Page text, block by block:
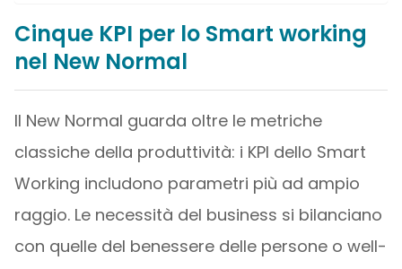
Cinque KPI per lo Smart working
nel New Normal
Il New Normal guarda oltre le metriche
classiche della produttività: i KPI dello Smart
Working includono parametri più ad ampio
raggio. Le necessità del business si bilanciano
con quelle del benessere delle persone o well-